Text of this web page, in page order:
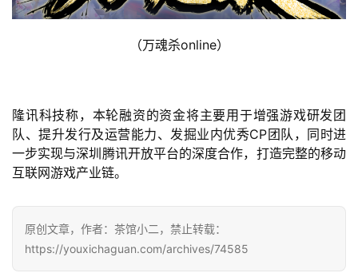
2
0
2
第
十
三
（万魂杀online）
隆讯科技称，本轮融资的资金将主要用于增强游戏研发团
队、提升发行及运营能力、发掘业内优秀CP团队，同时进
一步实现与深圳腾讯开放平台的深度合作，打造完整的移动
互联网游戏产业链。
原创文章，作者：茶馆小二，禁止转载：
https://youxichaguan.com/archives/74585